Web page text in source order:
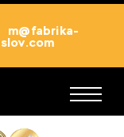
m@fabrika-
slov.com